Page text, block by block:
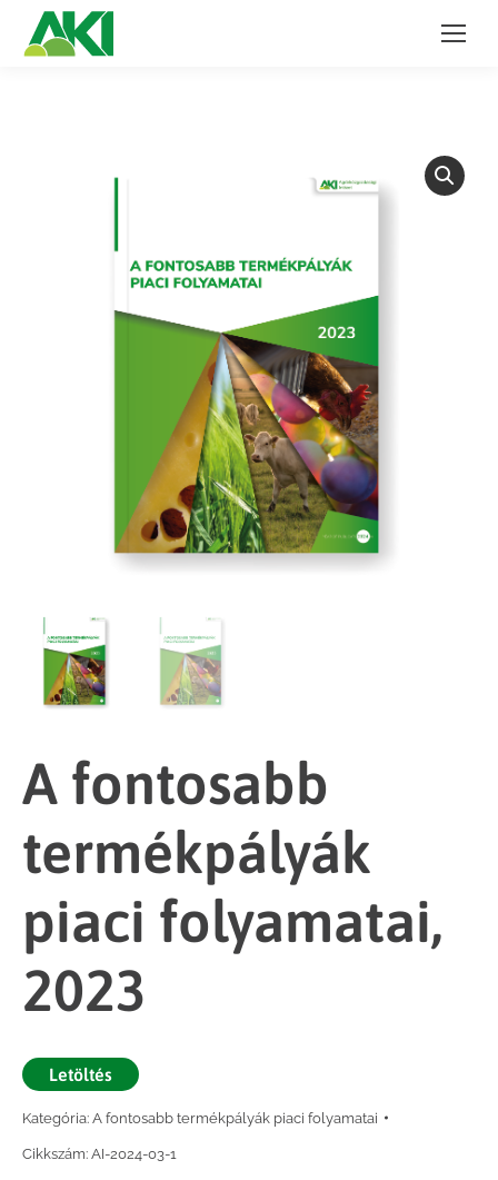
A fontosabb
termékpályák
piaci folyamatai,
2023
Letöltés
Kategória: A fontosabb termékpályák piaci folyamatai
Cikkszám: AI-2024-03-1